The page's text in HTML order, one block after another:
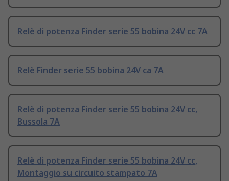
Relè di potenza Finder serie 55 bobina 24V cc 7A
Relè Finder serie 55 bobina 24V ca 7A
Relè di potenza Finder serie 55 bobina 24V cc,
Bussola 7A
Relè di potenza Finder serie 55 bobina 24V cc,
Montaggio su circuito stampato 7A